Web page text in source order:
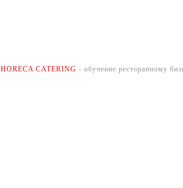
HORECA CATERING - обучение ресторанному